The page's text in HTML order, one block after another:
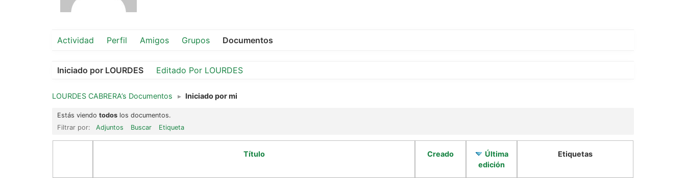
Actividad Perfil Amigos Grupos Documentos
Iniciado por LOURDES Editado Por LOURDES
LOURDES CABRERA’s Documentos ▸ Iniciado por mi
Estás viendo todos los documentos.
Filtrar por:
Adjuntos Buscar Etiqueta
Título Creado
Última
edición
Etiquetas